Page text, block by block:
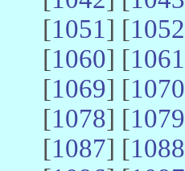
[1051] [1052
[1060] [1061
[1069] [1070
[1078] [1079
[1087] [1088